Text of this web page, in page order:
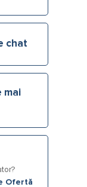
chat
mai
Ofertă